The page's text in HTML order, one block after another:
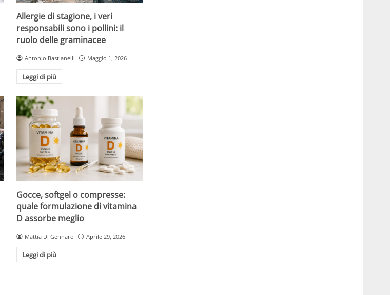
Allergie di stagione, i veri
responsabili sono i pollini: il
ruolo delle graminacee
Antonio Bastianelli Maggio 1, 2026
Leggi di più
Gocce, softgel o compresse:
quale formulazione di vitamina
D assorbe meglio
Mattia Di Gennaro Aprile 29, 2026
Leggi di più